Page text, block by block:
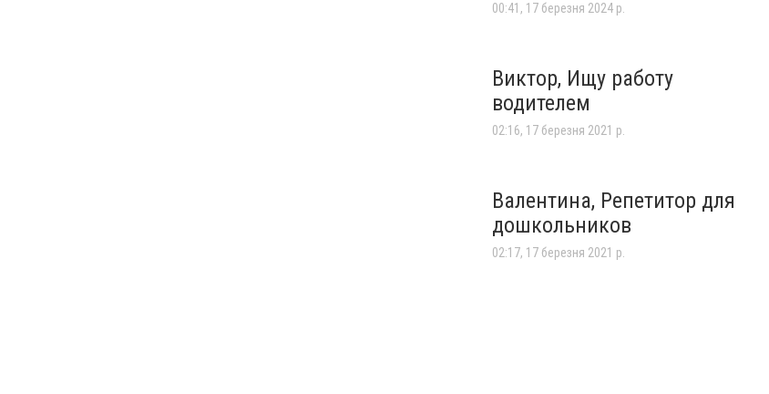
00:41, 17 березня 2024 р.
Виктор, Ищу работу
водителем
02:16, 17 березня 2021 р.
Валентина, Репетитор для
дошкольников
02:17, 17 березня 2021 р.